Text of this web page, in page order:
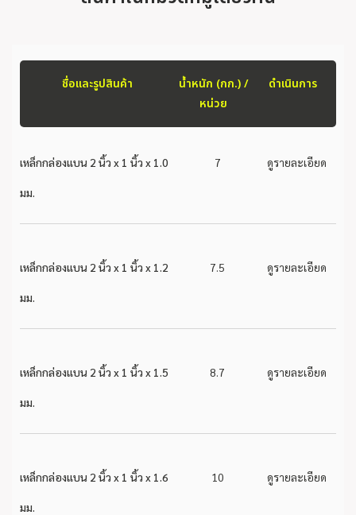
ชื่อและรูปสินค้า
น้ำหนัก (กก.) /
หน่วย
ดำเนินการ
เหล็กกล่องแบน 2 นิ้ว x 1 นิ้ว x 1.0
มม.
7 ดูรายละเอียด
เหล็กกล่องแบน 2 นิ้ว x 1 นิ้ว x 1.2
มม.
7.5 ดูรายละเอียด
เหล็กกล่องแบน 2 นิ้ว x 1 นิ้ว x 1.5
มม.
8.7 ดูรายละเอียด
เหล็กกล่องแบน 2 นิ้ว x 1 นิ้ว x 1.6
มม.
10 ดูรายละเอียด